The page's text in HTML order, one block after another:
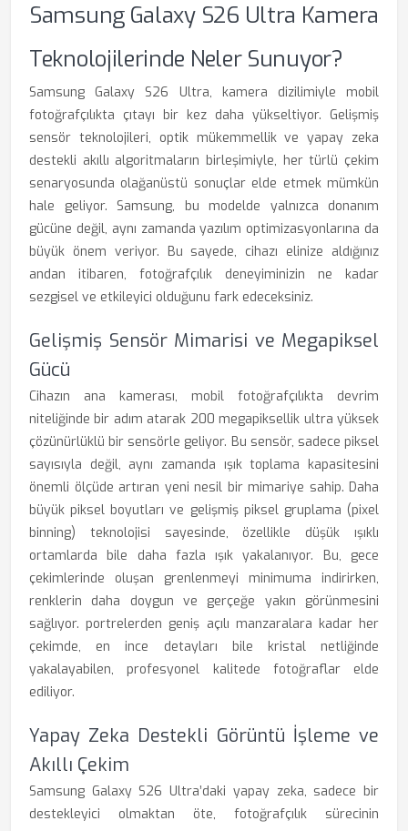
Samsung Galaxy S26 Ultra Kamera
Teknolojilerinde Neler Sunuyor?
Samsung Galaxy S26 Ultra, kamera dizilimiyle mobil
fotoğrafçılıkta çıtayı bir kez daha yükseltiyor. Gelişmiş
sensör teknolojileri, optik mükemmellik ve yapay zeka
destekli akıllı algoritmaların birleşimiyle, her türlü çekim
senaryosunda olağanüstü sonuçlar elde etmek mümkün
hale geliyor. Samsung, bu modelde yalnızca donanım
gücüne değil, aynı zamanda yazılım optimizasyonlarına da
büyük önem veriyor. Bu sayede, cihazı elinize aldığınız
andan itibaren, fotoğrafçılık deneyiminizin ne kadar
sezgisel ve etkileyici olduğunu fark edeceksiniz.
Gelişmiş Sensör Mimarisi ve Megapiksel
Gücü
Cihazın ana kamerası, mobil fotoğrafçılıkta devrim
niteliğinde bir adım atarak 200 megapiksellik ultra yüksek
çözünürlüklü bir sensörle geliyor. Bu sensör, sadece piksel
sayısıyla değil, aynı zamanda ışık toplama kapasitesini
önemli ölçüde artıran yeni nesil bir mimariye sahip. Daha
büyük piksel boyutları ve gelişmiş piksel gruplama (pixel
binning) teknolojisi sayesinde, özellikle düşük ışıklı
ortamlarda bile daha fazla ışık yakalanıyor. Bu, gece
çekimlerinde oluşan grenlenmeyi minimuma indirirken,
renklerin daha doygun ve gerçeğe yakın görünmesini
sağlıyor. portrelerden geniş açılı manzaralara kadar her
çekimde, en ince detayları bile kristal netliğinde
yakalayabilen, profesyonel kalitede fotoğraflar elde
ediliyor.
Yapay Zeka Destekli Görüntü İşleme ve
Akıllı Çekim
Samsung Galaxy S26 Ultra’daki yapay zeka, sadece bir
destekleyici olmaktan öte, fotoğrafçılık sürecinin